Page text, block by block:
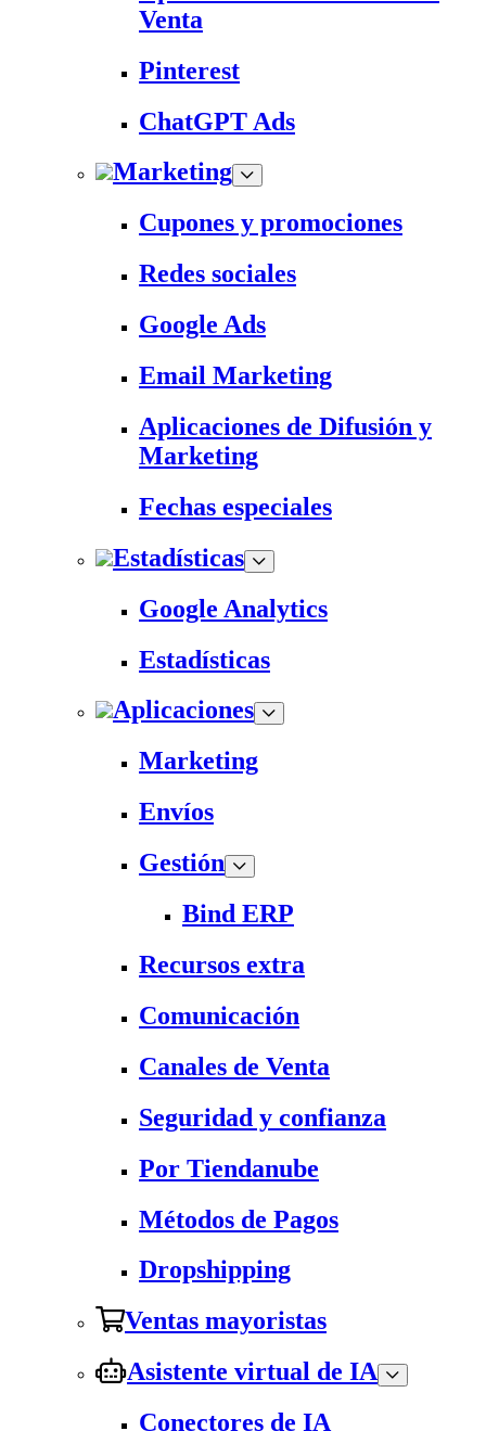
Venta
Pinterest
ChatGPT Ads
Marketing
Cupones y promociones
Redes sociales
Google Ads
Email Marketing
Aplicaciones de Difusión y
Marketing
Fechas especiales
Estadísticas
Google Analytics
Estadísticas
Aplicaciones
Marketing
Envíos
Gestión
Bind ERP
Recursos extra
Comunicación
Canales de Venta
Seguridad y confianza
Por Tiendanube
Métodos de Pagos
Dropshipping
Ventas mayoristas
Asistente virtual de IA
Conectores de IA